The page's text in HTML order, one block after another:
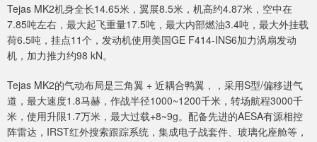
Tejas MK2机身全长14.65米，翼展8.5米，机高约4.87米，空中在
7.85吨左右，最大起飞重量17.5吨，最大内部燃油3.4吨，最大外挂载
荷6.5吨，挂点11个，发动机使用美国GE F414-INS6加力涡扇发动
机，加力推力约98 kN。
Tejas MK2的气动布局是三角翼 + 近耦合鸭翼，，采用S型/偏移进气
道，最大速度1.8马赫，作战半径1000~1200千米，转场航程3000千
米，使用升限1.7万米，最大过载+8~9g。配备先进的AESA有源相控
阵雷达，IRST红外搜索跟踪系统，集成电子战套件、玻璃化座舱等，